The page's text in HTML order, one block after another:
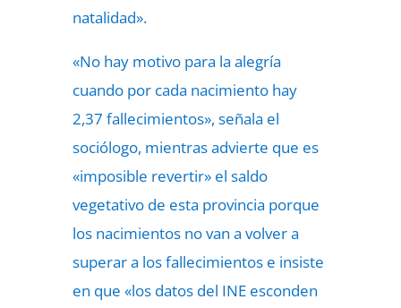
natalidad».
«No hay motivo para la alegría
cuando por cada nacimiento hay
2,37 fallecimientos», señala el
sociólogo, mientras advierte que es
«imposible revertir» el saldo
vegetativo de esta provincia porque
los nacimientos no van a volver a
superar a los fallecimientos e insiste
en que «los datos del INE esconden